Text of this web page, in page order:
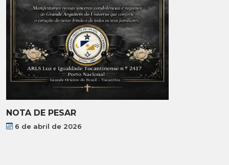
NOTA DE PESAR
6 de abril de 2026